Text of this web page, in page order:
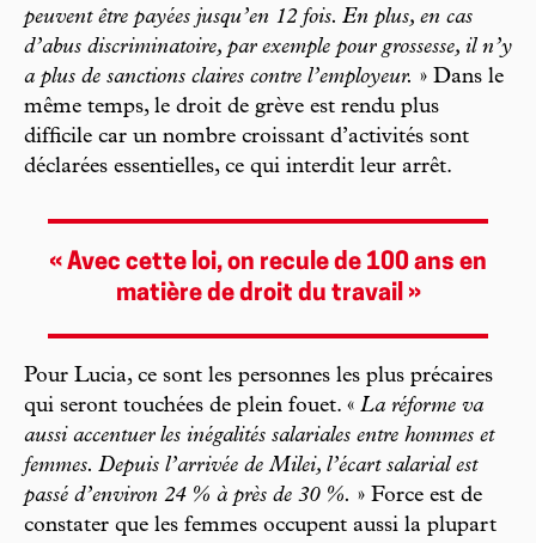
peuvent être payées jusqu’en 12 fois. En plus, en cas
d’abus discriminatoire, par exemple pour grossesse, il n’y
a plus de sanctions claires contre l’employeur. » Dans le
même temps, le droit de grève est rendu plus
difficile car un nombre croissant d’activités sont
déclarées essentielles, ce qui interdit leur arrêt.
« Avec cette loi, on recule de 100 ans en
matière de droit du travail »
Pour Lucia, ce sont les personnes les plus précaires
qui seront touchées de plein fouet. « La réforme va
aussi accentuer les inégalités salariales entre hommes et
femmes. Depuis l’arrivée de Milei, l’écart salarial est
passé d’environ 24 % à près de 30 %. » Force est de
constater que les femmes occupent aussi la plupart